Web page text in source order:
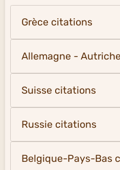
Grèce citations
Allemagne -
Suisse citations
Russie citations
Belgique-Pays-Bas